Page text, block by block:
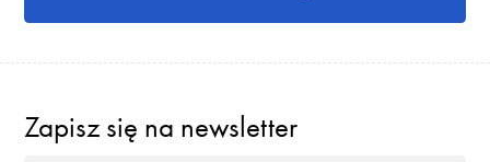
Zapisz się na newsletter